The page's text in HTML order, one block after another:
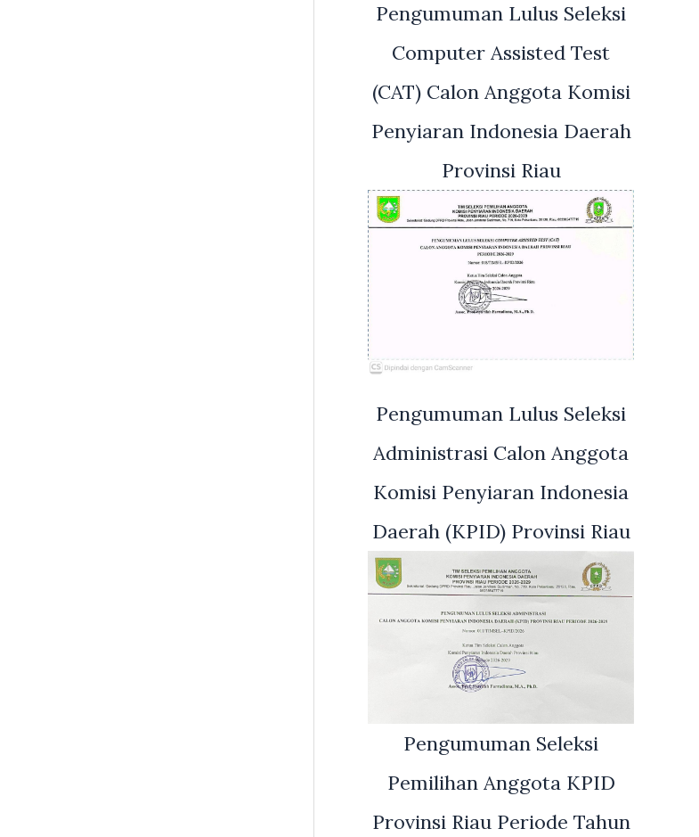
Pengumuman Lulus Seleksi
Computer Assisted Test
(CAT) Calon Anggota Komisi
Penyiaran Indonesia Daerah
Provinsi Riau
Pengumuman Lulus Seleksi
Administrasi Calon Anggota
Komisi Penyiaran Indonesia
Daerah (KPID) Provinsi Riau
Pengumuman Seleksi
Pemilihan Anggota KPID
Provinsi Riau Periode Tahun